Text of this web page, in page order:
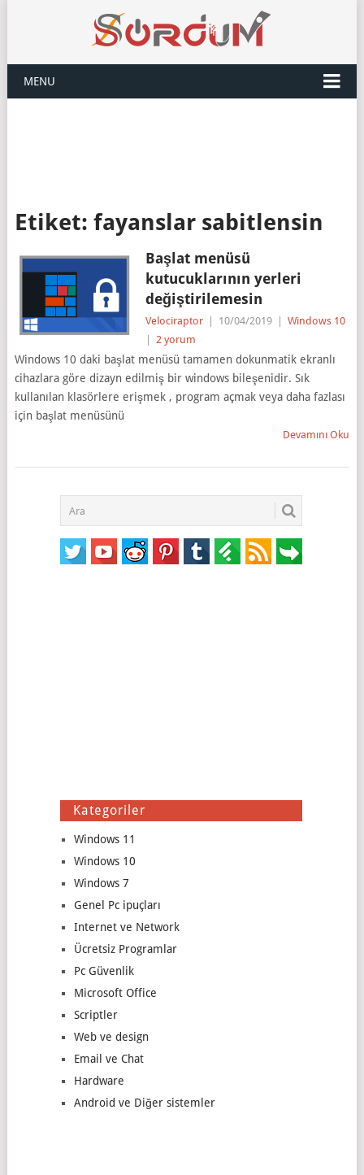
MENU
Etiket: fayanslar sabitlensin
Başlat menüsü
kutucuklarının yerleri
değiştirilemesin
Velociraptor 10/04/2019
Windows 10
2 yorum
Windows 10 daki başlat menüsü tamamen dokunmatik ekranlı
cihazlara göre dizayn edilmiş bir windows bileşenidir. Sık
kullanılan klasörlere erişmek , program açmak veya daha fazlası
için başlat menüsünü
Devamını Oku
Kategoriler
Windows 11
Windows 10
Windows 7
Genel Pc ipuçları
Internet ve Network
Ücretsiz Programlar
Pc Güvenlik
Microsoft Office
Scriptler
Web ve design
Email ve Chat
Hardware
Android ve Diğer sistemler